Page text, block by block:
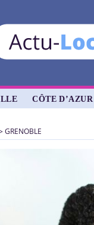
CÔTE D’AZUR
GRENOBLE